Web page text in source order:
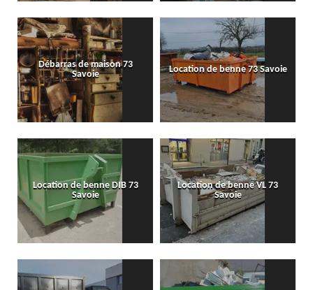
Débarras de maison 73
Savoie
Location de benne 73 Savoie
Location de benne DIB 73
Savoie
Location de benne VL 73
Savoie